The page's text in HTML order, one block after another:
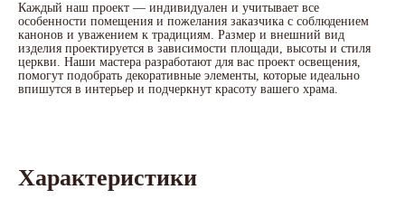
Каждый наш проект — индивидуален и учитывает все
особенности помещения и пожелания заказчика с соблюдением
канонов и уважением к традициям. Размер и внешний вид
изделия проектируется в зависимости площади, высоты и стиля
церкви. Наши мастера разработают для вас проект освещения,
помогут подобрать декоративные элементы, которые идеально
впишутся в интерьер и подчеркнут красоту вашего храма.
Характеристики